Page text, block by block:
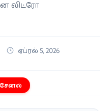
லிட்ரோ
ஏப்ரல் 5, 2026
சேனல்